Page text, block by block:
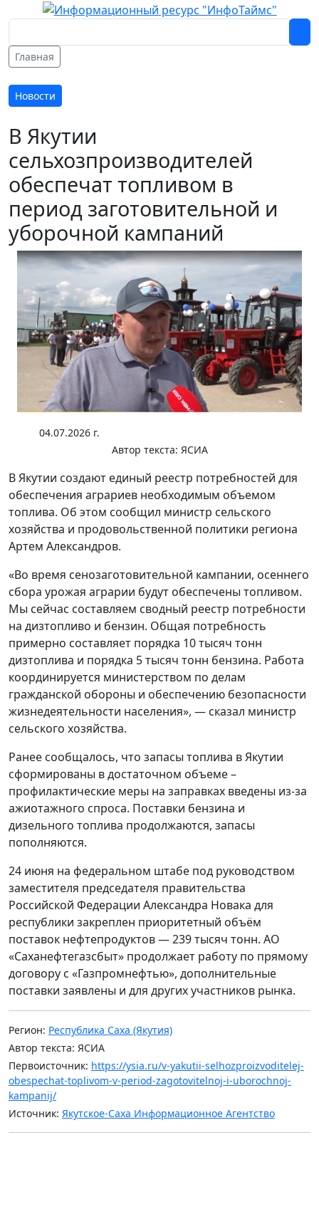
Главная
Новости
В Якутии
сельхозпроизводителей
обеспечат топливом в
период заготовительной и
уборочной кампаний
04.07.2026 г.
Автор текста: ЯСИА
В Якутии создают единый реестр потребностей для
обеспечения аграриев необходимым объемом
топлива. Об этом сообщил министр сельского
хозяйства и продовольственной политики региона
Артем Александров.
«Во время сенозаготовительной кампании, осеннего
сбора урожая аграрии будут обеспечены топливом.
Мы сейчас составляем сводный реестр потребности
на дизтопливо и бензин. Общая потребность
примерно составляет порядка 10 тысяч тонн
дизтоплива и порядка 5 тысяч тонн бензина. Работа
координируется министерством по делам
гражданской обороны и обеспечению безопасности
жизнедеятельности населения», — сказал министр
сельского хозяйства.
Ранее сообщалось, что запасы топлива в Якутии
сформированы в достаточном объеме –
профилактические меры на заправках введены из-за
ажиотажного спроса. Поставки бензина и
дизельного топлива продолжаются, запасы
пополняются.
24 июня на федеральном штабе под руководством
заместителя председателя правительства
Российской Федерации Александра Новака для
республики закреплен приоритетный объём
поставок нефтепродуктов — 239 тысяч тонн. АО
«Саханефтегазсбыт» продолжает работу по прямому
договору с «Газпромнефтью», дополнительные
поставки заявлены и для других участников рынка.
Регион: Республика Саха (Якутия)
Автор текста: ЯСИА
Первоисточник: https://ysia.ru/v-yakutii-selhozproizvoditelej-
obespechat-toplivom-v-period-zagotovitelnoj-i-uborochnoj-
kampanij/
Источник: Якутское-Саха Информационное Агентство